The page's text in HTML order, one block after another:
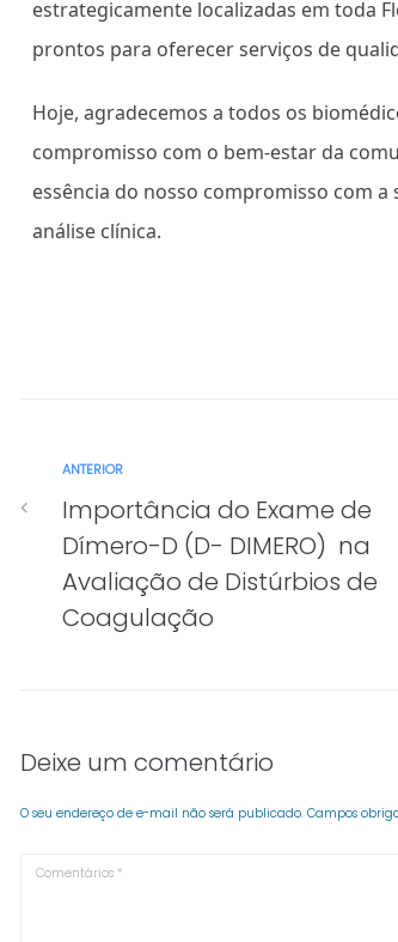
estrategicamente localizadas em toda
prontos para oferecer serviços de
Hoje, agradecemos a todos os
compromisso com o bem-estar da
essência do nosso compromisso com
análise clínica.
ANTERIOR
Importância do Exame de
Dímero-D (D- DIMERO) na
Avaliação de Distúrbios de
Coagulação
Deixe um comentário
O seu endereço de e-mail não será publicado. Campos